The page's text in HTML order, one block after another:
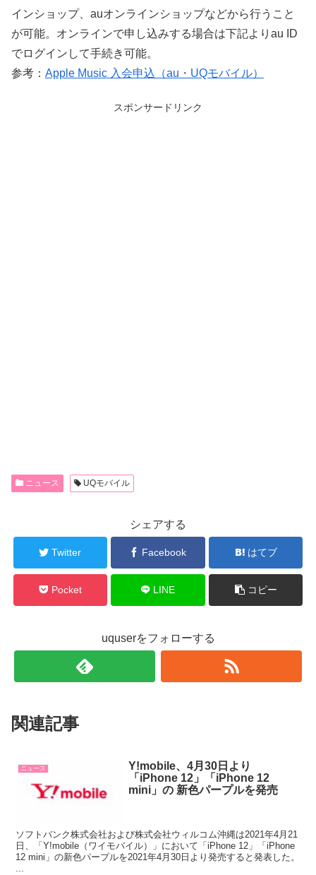
インショップ、auオンラインショップなどから行うこと
が可能。オンラインで申し込みする場合は下記よりau ID
でログインして手続き可能。
参考： Apple Music 入会申込（au・UQモバイル）
スポンサードリンク
ニュース UQモバイル
シェアする
Twitter Facebook はてブ
Pocket LINE コピー
uquserをフォローする
関連記事
ニュース
Y!mobile、4月30日より
「iPhone 12」「iPhone 12
mini」の 新色パープルを発売
ソフトバンク株式会社および株式会社ウィルコム沖縄は2021年4月21
日、「Y!mobile（ワイモバイル）」において「iPhone 12」「iPhone
12 mini」の新色パープルを2021年4月30日より発売すると発表した。
...